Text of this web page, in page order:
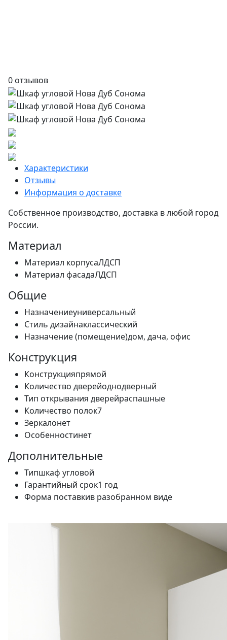
0 отзывов
Характеристики
Отзывы
Информация о доставке
Собственное производство, доставка в любой город
России.
Материал
Материал корпусаЛДСП
Материал фасадаЛДСП
Общие
Назначениеуниверсальный
Стиль дизайнаклассический
Назначение (помещение)дом, дача, офис
Конструкция
Конструкцияпрямой
Количество дверейоднодверный
Тип открывания дверейраспашные
Количество полок7
Зеркалонет
Особенностинет
Дополнительные
Типшкаф угловой
Гарантийный срок1 год
Форма поставкив разобранном виде